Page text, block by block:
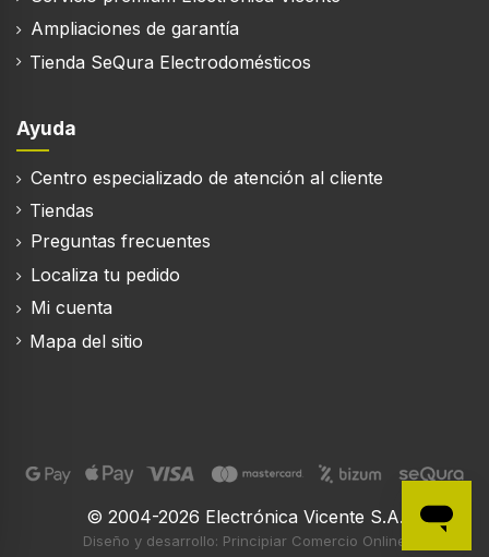
Tipo de quemador
Encimera de gas
3 zona(s)
Desempeño
Zona de cocción a fuego lento
3400 W
Ergonomía
Ampliaciones de garantía
Tienda SeQura Electrodomésticos
Ayuda
Centro especializado de atención al cliente
Tiendas
Preguntas frecuentes
Localiza tu pedido
Mi cuenta
Mapa del sitio
© 2004-2026 Electrónica Vicente S.A.
Diseño y desarrollo: Principiar Comercio Online